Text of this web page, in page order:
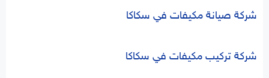
شركة صيانة مكيفات في سكاكا
شركة تركيب مكيفات في سكاكا